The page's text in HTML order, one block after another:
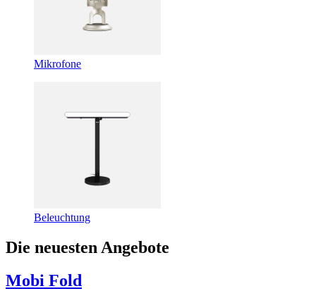
Mikrofone
Beleuchtung
Die neuesten Angebote
Mobi Fold